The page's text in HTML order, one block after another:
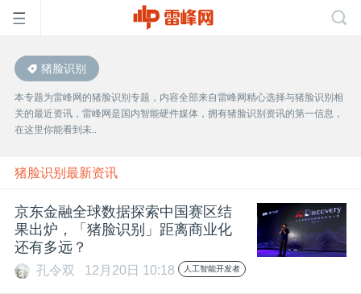
首
页
雷
峰
网
猪脸识别
本专题为雷峰网的猪脸识别专题，内容全部来自雷峰网精心选择与猪脸识别相
关的最近资讯，雷峰网是国内智能硬件媒体，拥有猪脸识别资讯的第一信息，
在这里你能看到未..
猪脸识别最新资讯
京东金融全球数据探索中国赛区结
果出炉，「猪脸识别」距离商业化
还有多远？
孔令双 12月20日 10:18 人工智能开发者